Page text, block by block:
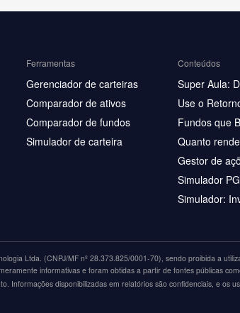
Ferramentas
Gerenciador de carteiras
Comparador de ativos
Comparador de fundos
Simulador de carteira
Conteúdos
Super Aula:
Use o
Fundos que
Quanto
Gestor de
Simulador
Simulador:
Ltda. (CNPJ/MF nº 28.373.825/0001-70), sendo proibida a
informativas e foram obtidas a partir de fontes públicas
Informações disponibilizadas em relatórios são confidenciais, e os